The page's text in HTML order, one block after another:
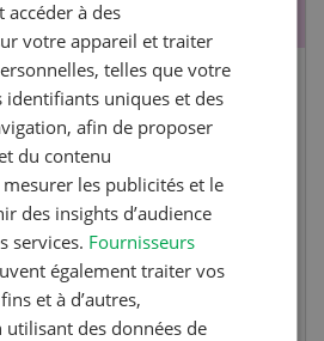
Aquaculture
ou songez à le faire?
du savoir nécessaire. Si
un stage pratique, votre
officiellement et vous
poissons à titre
accéder à des
votre appareil et traiter
telles que votre
identifiants uniques et des
afin de proposer
du contenu
les publicités et le
des insights d’audience
services. Fournisseurs
également traiter vos
et à d’autres,
des données de